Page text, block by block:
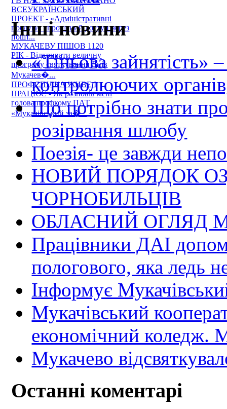
ВСЕУКРАЇНСЬКИЙ
ПРОЕКТ - «Адміністративні
послуги: спрощений доступ через
пошт...
МУКАЧЕВУ ПІШОВ 1120
РІК - Відкривати величну
програму святкування Днів
Мукачев�...
ПРОФСПІЛКА ЖИВЕ І
ПРАЦЮЄ - Як розповів мені
голова профкому ПАТ
«Мукачівський за�...
Інші новини
«Тіньова зайнятість»
контролюючих
Що потрібно знати
розірвання шлюбу
Поезія- це завжди
НОВИЙ ПОРЯДОК
ЧОРНОБИЛЬЦІВ
ОБЛАСНИЙ ОГЛЯД
Працівники ДАІ
пологового, яка ледь
Інформує
Мукачівський
економічний
Мукачево
Останні коментарі